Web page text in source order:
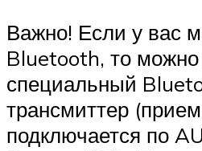
Важно! Если у вас
Bluetooth, то можно
специальный
трансмиттер
подключается по